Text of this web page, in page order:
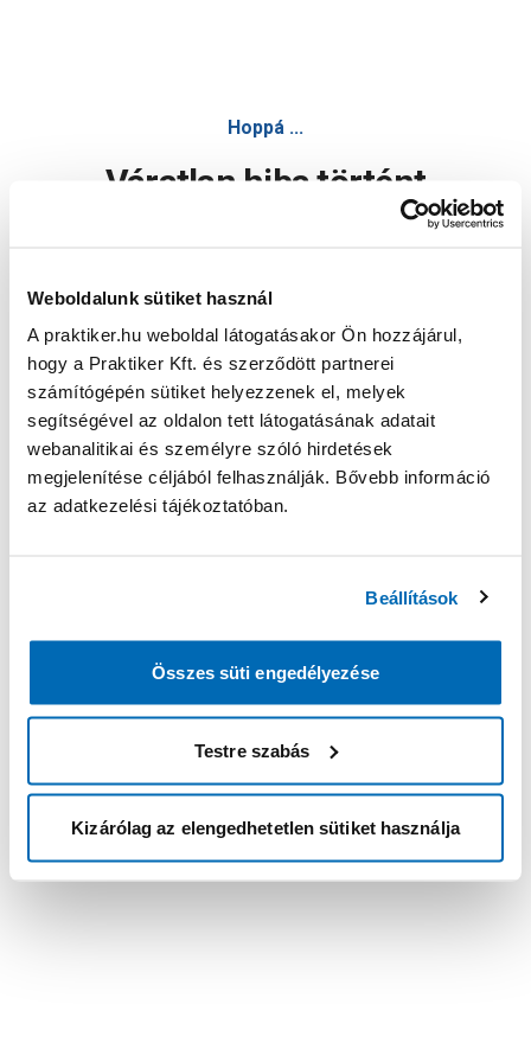
Weboldalunk sütiket használ
A praktiker.hu weboldal látogatásakor Ön hozzájárul,
hogy a Praktiker Kft. és szerződött partnerei
számítógépén sütiket helyezzenek el, melyek
segítségével az oldalon tett látogatásának adatait
webanalitikai és személyre szóló hirdetések
megjelenítése céljából felhasználják. Bővebb információ
az adatkezelési tájékoztatóban.
Beállítások
Összes süti engedélyezése
Testre szabás
Kizárólag az elengedhetetlen sütiket használja
Hoppá ...
Váratlan hiba történt
Oldal újratöltése